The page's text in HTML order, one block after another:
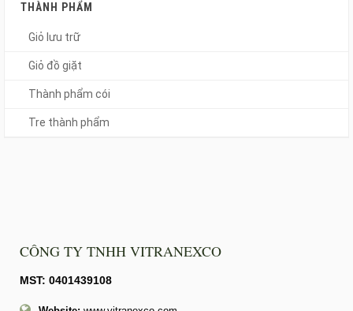
THÀNH PHẨM
Giỏ lưu trữ
Giỏ đồ giặt
Thành phẩm cói
Tre thành phẩm
CÔNG TY TNHH VITRANEXCO
MST: 0401439108